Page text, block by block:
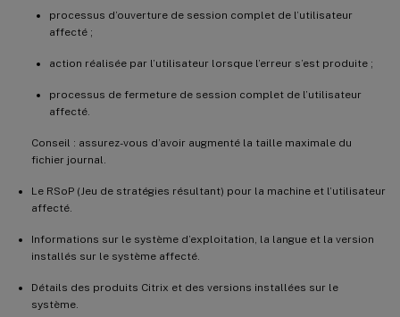
processus d’ouverture de session complet de l’utilisateur
affecté ;
action réalisée par l’utilisateur lorsque l’erreur s’est produite ;
processus de fermeture de session complet de l’utilisateur
affecté.
Conseil : assurez-vous d’avoir augmenté la taille maximale du
fichier journal.
Le RSoP (Jeu de stratégies résultant) pour la machine et l’utilisateur
affecté.
Informations sur le système d’exploitation, la langue et la version
installés sur le système affecté.
Détails des produits Citrix et des versions installées sur le
système.